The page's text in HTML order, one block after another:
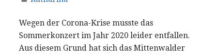
Wegen der Corona-Krise musste das
Sommerkonzert im Jahr 2020 leider entfallen.
Aus diesem Grund hat sich das Mittenwalder